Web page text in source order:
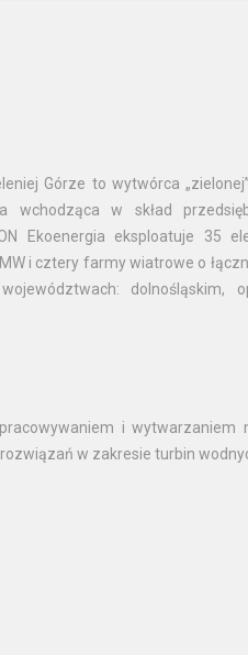
Górze to wytwórca
w skład
Ekoenergia eksploatuje 35
i cztery farmy wiatrowe o
dolnośląskim,
i wytwarzaniem
w zakresie turbin